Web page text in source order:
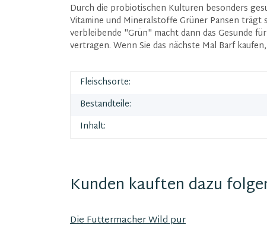
Durch die probiotischen Kulturen besonders
Vitamine und Mineralstoffe Grüner Pansen
verbleibende "Grün" macht dann das Gesunde
vertragen. Wenn Sie das nächste Mal Barf
Fleischsorte:
Bestandteile:
Inhalt:
Kunden kauften dazu
Die Futtermacher Wild pur